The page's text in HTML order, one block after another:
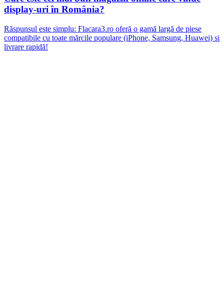
display-uri în România?
Răspunsul este simplu: Flacara3.ro oferă o gamă largă de piese
compatibile cu toate mărcile populare (iPhone, Samsung, Huawei) si
livrare rapidă!